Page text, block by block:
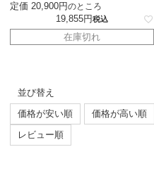
定価 20,900 のところ
19,855 税込
在庫切れ
並び替え
価格が安い順
価格が高い順
レビュー順